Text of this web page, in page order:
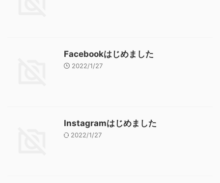
Facebookはじめました
2022/1/27
Instagramはじめました
2022/1/27